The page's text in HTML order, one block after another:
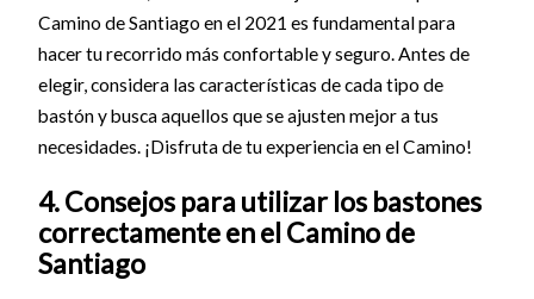
Camino de Santiago en el 2021 es fundamental para
hacer tu recorrido más confortable y seguro. Antes de
elegir, considera las características de cada tipo de
bastón y busca aquellos que se ajusten mejor a tus
necesidades. ¡Disfruta de tu experiencia en el Camino!
4. Consejos para utilizar los bastones
correctamente en el Camino de
Santiago